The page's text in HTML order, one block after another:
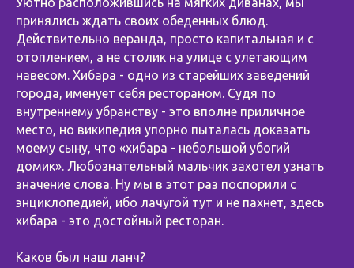
принялись ждать своих обеденных блюд.
Действительно веранда, просто капитальная и с
отоплением, а не столик на улице с улетающим
навесом. Хибара - одно из старейших заведений
города, именует себя рестораном. Судя по
внутреннему убранству - это вполне приличное
место, но википедия упорно пыталась доказать
моему сыну, что «хибара - небольшой убогий
домик». Любознательный мальчик захотел узнать
значение слова. Ну мы в этот раз поспорили с
энциклопедией, ибо лачугой тут и не пахнет, здесь
хибара - это достойный ресторан.
Каков был наш ланч?